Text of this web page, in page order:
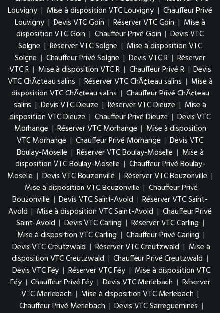
Louvigny | Mise à disposition VTC Louvigny | Chauffeur Privé
Louvigny | Devis VTC Goin | Réserver VTC Goin | Mise à
disposition VTC Goin | Chauffeur Privé Goin | Devis VTC
Solgne | Réserver VTC Solgne | Mise à disposition VTC
Solgne | Chauffeur Privé Solgne | Devis VTC R | Réserver
VTC R | Mise à disposition VTC R | Chauffeur Privé R | Devis
VTC ChÃ¢teau salins | Réserver VTC ChÃ¢teau salins | Mise à
disposition VTC ChÃ¢teau salins | Chauffeur Privé ChÃ¢teau
salins | Devis VTC Dieuze | Réserver VTC Dieuze | Mise à
disposition VTC Dieuze | Chauffeur Privé Dieuze | Devis VTC
Morhange | Réserver VTC Morhange | Mise à disposition
VTC Morhange | Chauffeur Privé Morhange | Devis VTC
Boulay-Moselle | Réserver VTC Boulay-Moselle | Mise à
disposition VTC Boulay-Moselle | Chauffeur Privé Boulay-
Moselle | Devis VTC Bouzonville | Réserver VTC Bouzonville |
Mise à disposition VTC Bouzonville | Chauffeur Privé
Bouzonville | Devis VTC Saint-Avold | Réserver VTC Saint-
Avold | Mise à disposition VTC Saint-Avold | Chauffeur Privé
Saint-Avold | Devis VTC Carling | Réserver VTC Carling |
Mise à disposition VTC Carling | Chauffeur Privé Carling |
Devis VTC Creutzwald | Réserver VTC Creutzwald | Mise à
disposition VTC Creutzwald | Chauffeur Privé Creutzwald |
Devis VTC Féy | Réserver VTC Féy | Mise à disposition VTC
Féy | Chauffeur Privé Féy | Devis VTC Merlebach | Réserver
VTC Merlebach | Mise à disposition VTC Merlebach |
Chauffeur Privé Merlebach | Devis VTC Sarreguemines |